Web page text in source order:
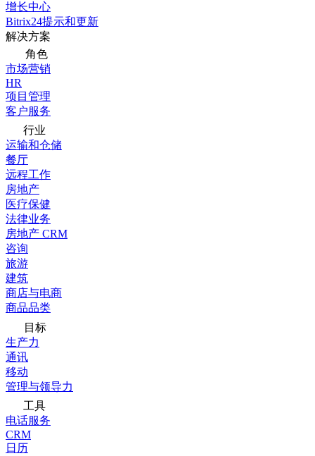
增长中心
Bitrix24提示和更新
解决方案
角色
市场营销
HR
项目管理
客户服务
行业
运输和仓储
餐厅
远程工作
房地产
医疗保健
法律业务
房地产 CRM
咨询
旅游
建筑
商店与电商
商品品类
目标
生产力
通讯
移动
管理与领导力
工具
电话服务
CRM
日历